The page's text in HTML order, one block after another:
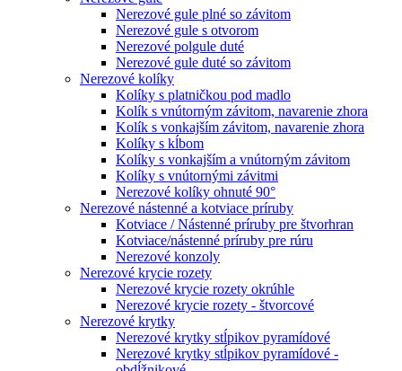
Nerezové gule plné so závitom
Nerezové gule s otvorom
Nerezové polgule duté
Nerezové gule duté so závitom
Nerezové kolíky
Kolíky s platničkou pod madlo
Kolík s vnútorným závitom, navarenie zhora
Kolík s vonkajším závitom, navarenie zhora
Kolíky s kĺbom
Kolíky s vonkajším a vnútorným závitom
Kolíky s vnútornými závitmi
Nerezové kolíky ohnuté 90°
Nerezové nástenné a kotviace príruby
Kotviace / Nástenné príruby pre štvorhran
Kotviace/nástenné príruby pre rúru
Nerezové konzoly
Nerezové krycie rozety
Nerezové krycie rozety okrúhle
Nerezové krycie rozety - štvorcové
Nerezové krytky
Nerezové krytky stĺpikov pyramídové
Nerezové krytky stĺpikov pyramídové -